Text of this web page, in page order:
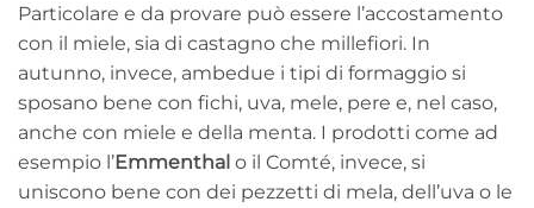
Particolare e da provare può essere l’accostamento
con il miele, sia di castagno che millefiori. In
autunno, invece, ambedue i tipi di formaggio si
sposano bene con fichi, uva, mele, pere e, nel caso,
anche con miele e della menta. I prodotti come ad
esempio l’Emmenthal o il Comté, invece, si
uniscono bene con dei pezzetti di mela, dell’uva o le